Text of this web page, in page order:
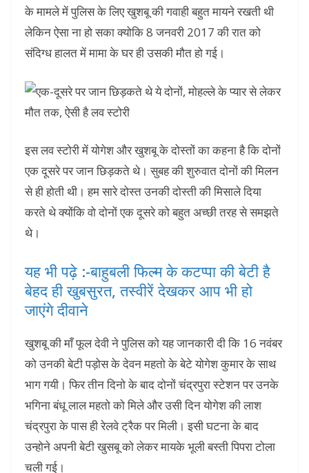
के मामले में पुलिस के लिए खुशबू की गवाही बहुत मायने रखती थी
लेकिन ऐसा ना हो सका क्योकि 8 जनवरी 2017 की रात को
संदिग्ध हालत में मामा के घर ही उसकी मौत हो गई।
इस लव स्टोरी में योगेश और खुशबू के दोस्तों का कहना है कि दोनों
एक दूसरे पर जान छिड़कते थे। सुबह की शुरुवात दोनों की मिलन
से ही होती थी। हम सारे दोस्त उनकी दोस्ती की मिसाले दिया
करते थे क्योंकि वो दोनों एक दूसरे को बहुत अच्छी तरह से समझते
थे।
यह भी पढ़े :-बाहुबली फिल्म के कटप्पा की बेटी है
बेहद ही खुबसुरत, तस्वीरें देखकर आप भी हो
जाएंगे दीवाने
खुशबू की माँ फूल देवी ने पुलिस को यह जानकारी दी कि 16 नवंबर
को उनकी बेटी पड़ोस के देवन महतो के बेटे योगेश कुमार के साथ
भाग गयी। फिर तीन दिनो के बाद दोनों चंद्रपुरा स्टेशन पर उनके
भगिना बंधू लाल महतो को मिले और उसी दिन योगेश की लाश
चंद्रपुरा के पास ही रेलवे ट्रैक पर मिली। इसी घटना के बाद
उन्होने अपनी बेटी खुसबू को लेकर मायके भूली बस्ती पिपरा टोला
चली गई।